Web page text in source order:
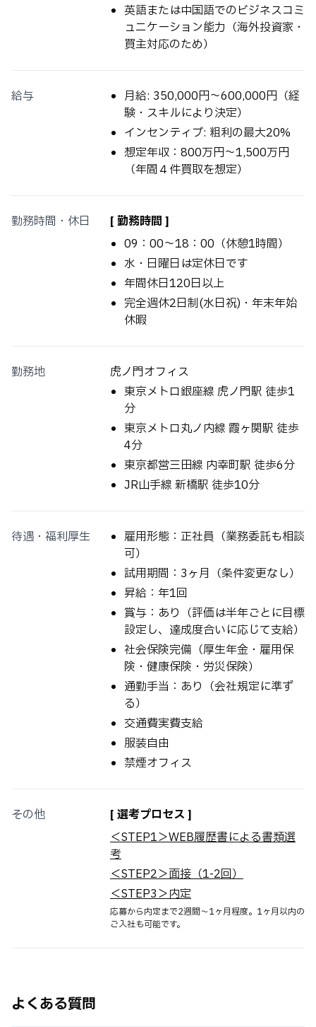
英語または中国語でのビジネスコミ
ュニケーション能力（海外投資家・
買主対応のため）
給与
月給: 350,000円〜600,000円（経
験・スキルにより決定）
インセンティブ: 粗利の最大20%
想定年収：800万円〜1,500万円
（年間４件買取を想定）
勤務時間・休日
[ 勤務時間 ]
09：00～18：00（休憩1時間）
水・日曜日は定休日です
年間休日120日以上
完全週休2日制(水日祝)・年末年始
休暇
勤務地
虎ノ門オフィス
東京メトロ銀座線 虎ノ門駅 徒歩1
分
東京メトロ丸ノ内線 霞ヶ関駅 徒歩
4分
東京都営三田線 内幸町駅 徒歩6分
JR山手線 新橋駅 徒歩10分
待遇・福利厚生
雇用形態：正社員（業務委託も相談
可）
試用期間：3ヶ月（条件変更なし）
昇給：年1回
賞与：あり（評価は半年ごとに目標
設定し、達成度合いに応じて支給）
社会保険完備（厚生年金・雇用保
険・健康保険・労災保険）
通勤手当：あり（会社規定に準ず
る）
交通費実費支給
服装自由
禁煙オフィス
その他
[ 選考プロセス ]
＜STEP1＞WEB履歴書による書類選
考
＜STEP2＞面接（1-2回）
＜STEP3＞内定
応募から内定まで2週間～1ヶ月程度。1ヶ月以内の
ご入社も可能です。
よくある質問